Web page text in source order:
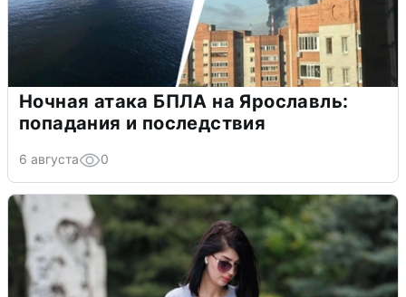
Ночная атака БПЛА на Ярославль:
попадания и последствия
6 августа 0